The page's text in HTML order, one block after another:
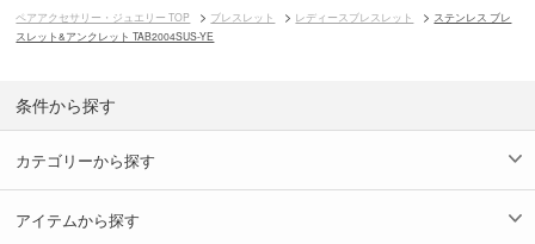
ペアアクセサリー・ジュエリー TOP ブレスレット レディースブレスレット
ステンレス ブレ
スレット&アンクレット TAB2004SUS-YE
条件から探す
カテゴリーから探す
アイテムから探す